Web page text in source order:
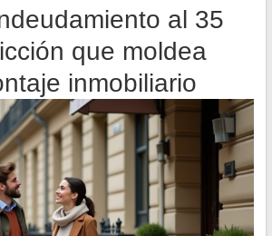
al 35
que moldea
inmobiliario